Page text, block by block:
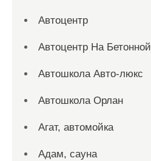
Автоцентр
Автоцентр На Бетонной
Автошкола Авто-люкс
Автошкола Орлан
Агат, автомойка
Адам, сауна